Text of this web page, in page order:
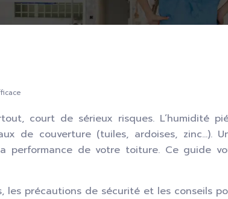
court de sérieux risques. L’humidité
de couverture (tuiles, ardoises, zinc…).
de votre toiture. Ce guide
précautions de sécurité et les conseils